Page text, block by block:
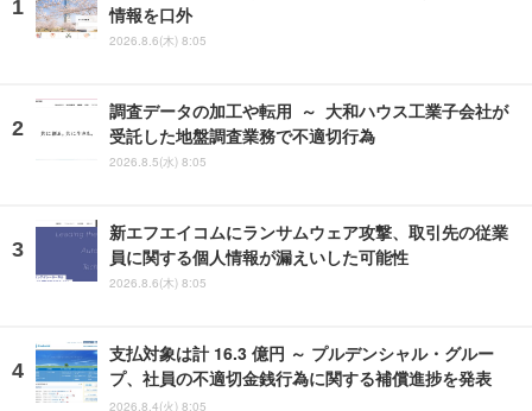
情報を口外
2026.8.6(木) 8:05
調査データの加工や転用 ～ 大和ハウス工業子会社が
受託した地盤調査業務で不適切行為
2026.8.5(水) 8:05
新エフエイコムにランサムウェア攻撃、取引先の従業
員に関する個人情報が漏えいした可能性
2026.8.6(木) 8:05
支払対象は計 16.3 億円 ～ プルデンシャル・グルー
プ、社員の不適切金銭行為に関する補償進捗を発表
2026.8.4(火) 8:05